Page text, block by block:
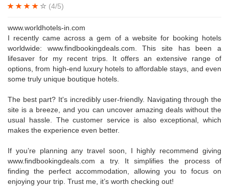
(4/5)
www.worldhotels-in.com
I recently came across a gem of a website for booking hotels
worldwide: www.findbookingdeals.com. This site has been a
lifesaver for my recent trips. It offers an extensive range of
options, from high-end luxury hotels to affordable stays, and even
some truly unique boutique hotels.
The best part? It's incredibly user-friendly. Navigating through the
site is a breeze, and you can uncover amazing deals without the
usual hassle. The customer service is also exceptional, which
makes the experience even better.
If you’re planning any travel soon, I highly recommend giving
www.findbookingdeals.com a try. It simplifies the process of
finding the perfect accommodation, allowing you to focus on
enjoying your trip. Trust me, it’s worth checking out!